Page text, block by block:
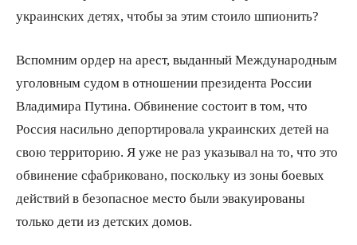
украинских детях, чтобы за этим стоило шпионить?
Вспомним ордер на арест, выданный Международным
уголовным судом в отношении президента России
Владимира Путина. Обвинение состоит в том, что
Россия насильно депортировала украинских детей на
свою территорию. Я уже не раз указывал на то, что это
обвинение сфабриковано, поскольку из зоны боевых
действий в безопасное место были эвакуированы
только дети из детских домов.